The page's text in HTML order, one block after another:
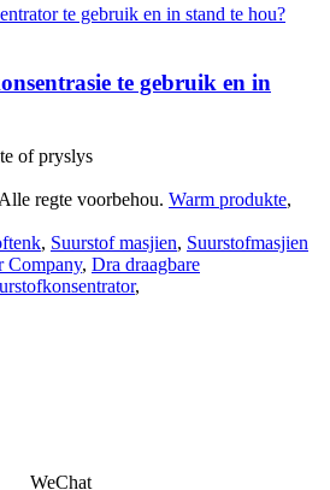
te gebruik en in
of pryslys
regte voorbehou. Warm produkte,
, Suurstof masjien, Suurstofmasjien
Company, Dra draagbare
,
WeChat